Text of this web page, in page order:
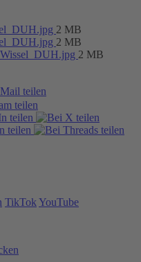
2 MB
2 MB
2 MB
TikTok YouTube